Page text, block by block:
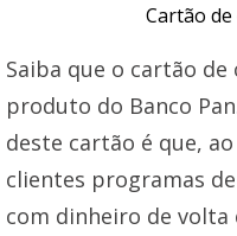
Cartão
Saiba que o cartão
produto do Banco
deste cartão é que,
clientes programas
com dinheiro de volta